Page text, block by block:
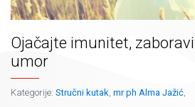
Ojačajte imunitet,
umor
Kategorije: Stručni kutak, mr ph Alma Jažić,